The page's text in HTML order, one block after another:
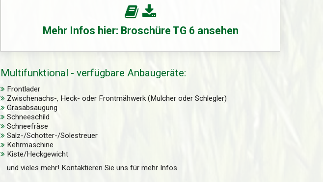
Mehr Infos hier: Broschüre TG 6 ansehen
Multifunktional - verfügbare Anbaugeräte:
Frontlader
Zwischenachs-, Heck- oder Frontmähwerk (Mulcher oder Schlegler)
Grasabsaugung
Schneeschild
Schneefräse
Salz-/Schotter-/Solestreuer
Kehrmaschine
Kiste/Heckgewicht
... und vieles mehr! Kontaktieren Sie uns für mehr Infos.